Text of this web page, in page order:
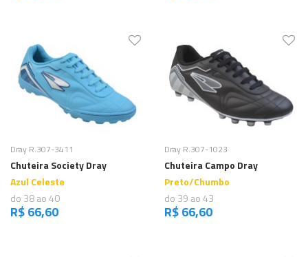
Comprar
Dray R.307-3411
Chuteira Society Dray
Azul Celeste
do 38 ao 40
R$ 66,60
Comprar
Dray R.307-1023
Chuteira Campo Dray
Preto/Chumbo
do 39 ao 43
R$ 66,60